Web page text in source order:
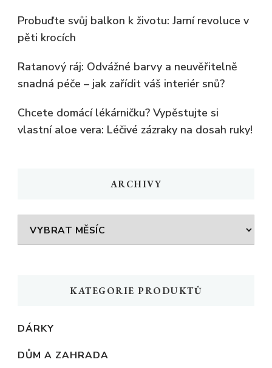
Probuďte svůj balkon k životu: Jarní revoluce v
pěti krocích
Ratanový ráj: Odvážné barvy a neuvěřitelně
snadná péče – jak zařídit váš interiér snů?
Chcete domácí lékárničku? Vypěstujte si
vlastní aloe vera: Léčivé zázraky na dosah ruky!
ARCHIVY
Archivy
KATEGORIE PRODUKTŮ
DÁRKY
DŮM A ZAHRADA